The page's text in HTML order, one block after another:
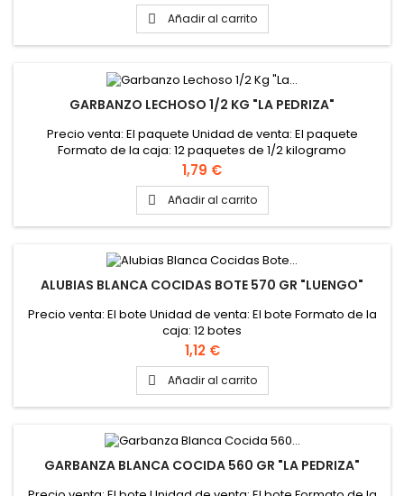
 Añadir al carrito
GARBANZO LECHOSO 1/2 KG "LA PEDRIZA"
Precio venta: El paquete Unidad de venta: El paquete
Formato de la caja: 12 paquetes de 1/2 kilogramo
Precio
1,79 €
 Añadir al carrito
ALUBIAS BLANCA COCIDAS BOTE 570 GR "LUENGO"
Precio venta: El bote Unidad de venta: El bote Formato de la
caja: 12 botes
Precio
1,12 €
 Añadir al carrito
GARBANZA BLANCA COCIDA 560 GR "LA PEDRIZA"